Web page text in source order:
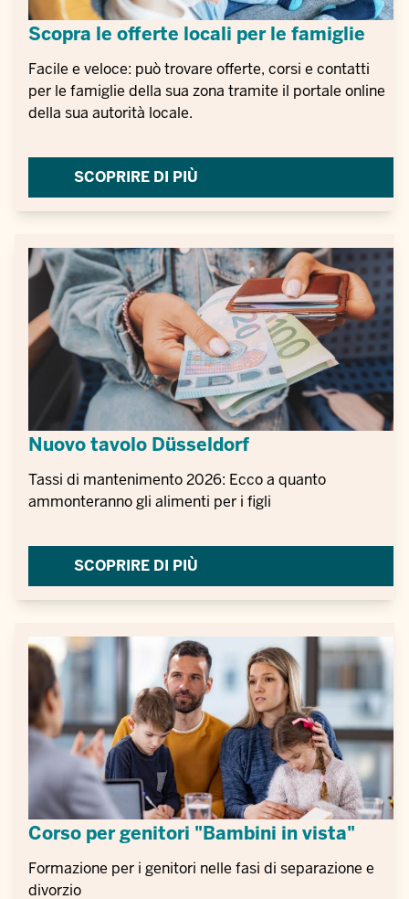
Scopra le offerte locali per le famiglie
Facile e veloce: può trovare offerte, corsi e contatti
per le famiglie della sua zona tramite il portale online
della sua autorità locale.
SCOPRIRE DI PIÙ
Nuovo tavolo Düsseldorf
Tassi di mantenimento 2026: Ecco a quanto
ammonteranno gli alimenti per i figli
SCOPRIRE DI PIÙ
Corso per genitori "Bambini in vista"
Formazione per i genitori nelle fasi di separazione e
divorzio